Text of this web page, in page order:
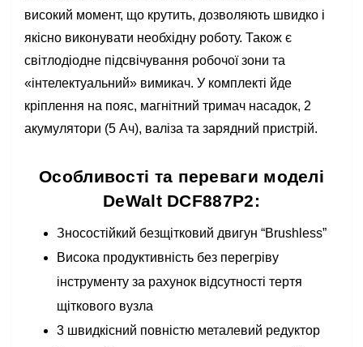
високий момент, що крутить, дозволяють швидко і
якісно виконувати необхідну роботу. Також є
світлодіодне підсвічування робочої зони та
«інтелектуальний» вимикач. У комплекті йде
кріплення на пояс, магнітний тримач насадок, 2
акумулятори (5 Ач), валіза та зарядний пристрій.
Особливості та переваги моделі
DeWalt DCF887P2:
Зносостійкий безщітковий двигун “Brushless”
Висока продуктивність без перегріву
інструменту за рахунок відсутності тертя
щіткового вузла
3 швидкісний повністю металевий редуктор